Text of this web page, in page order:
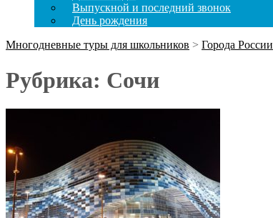
Выпускной и последний звонок
День рождения
Многодневные туры для школьников > Города России
Рубрика: Сочи